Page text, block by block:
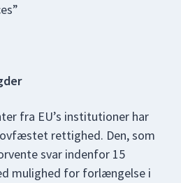
fra EU’s institutioner har
rettighed. Den, som
svar indenfor 15
mulighed for forlængelse i